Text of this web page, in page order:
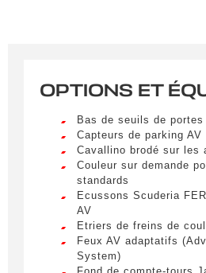
Créer une alerte
Remplissez le formulaire ci-
une notification par e-mail dès
correspondant à vos critères
Civilité *
*
LIVRAISON
FRANCE
OPTIONS ET
Bas de seuils de
Capteurs de parking AV
Cavallino brodé sur les
Couleur sur demande
standards
Ecussons Scuderia
AV
Etriers de freins de
Feux AV adaptatifs
System)